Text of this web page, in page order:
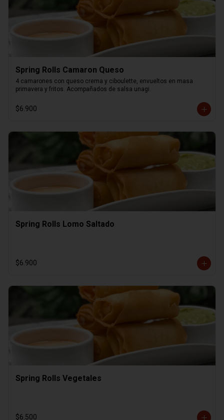
Spring Rolls Camaron Queso
4 camarones con queso crema y ciboulette, envueltos en masa
primavera y fritos. Acompañados de salsa unagi.
$6.900
Spring Rolls Lomo Saltado
$6.900
Spring Rolls Vegetales
$6.500